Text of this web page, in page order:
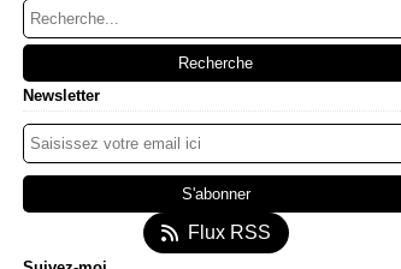
Newsletter
Flux RSS